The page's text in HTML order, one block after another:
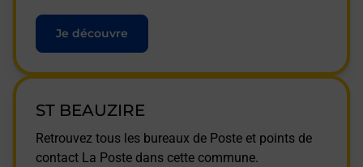
Je découvre
ST BEAUZIRE
Retrouvez tous les bureaux de Poste et points de
contact La Poste dans cette commune.